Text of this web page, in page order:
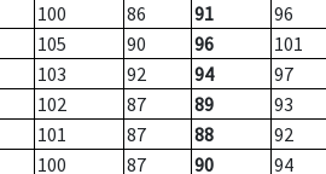
100 86 91
96
105 90 96
101
103 92 94
97
102 87 89
93
101 87 88
92
100 87 90 94